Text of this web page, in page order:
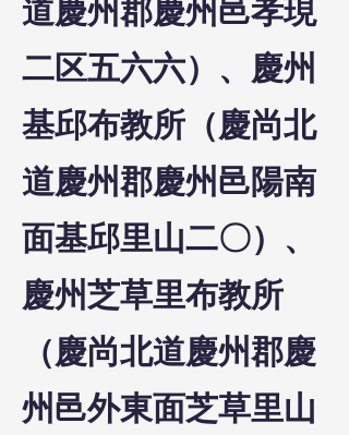
道慶州郡慶州邑孝現
二区五六六）、慶州
基邱布教所（慶尚北
道慶州郡慶州邑陽南
面基邱里山二〇）、
慶州芝草里布教所
（慶尚北道慶州郡慶
州邑外東面芝草里山